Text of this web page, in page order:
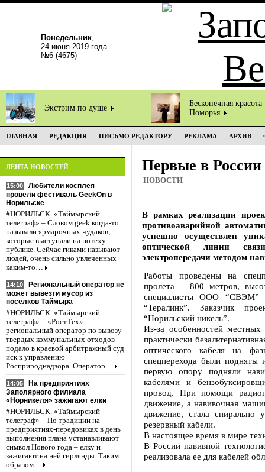
Понедельник,
24 июня 2019 года
№6 (4675)
Экстрим по душе
Бесконечная красота
Поморья
ГЛАВНАЯ РЕДАКЦИЯ ПИСЬМО РЕДАКТОРУ РЕКЛАМА АРХИВ
ЛЕНТА НОВОСТЕЙ
15:00
Любители косплея
провели фестиваль GeekOn в
Норильске
#НОРИЛЬСК. «Таймырский
телеграф» – Словом geek когда-то
называли ярмарочных чудаков,
которые выступали на потеху
публике. Сейчас гиками называют
людей, очень сильно увлеченных
каким-то…
14:10
Региональный оператор не
может вывезти мусор из
поселков Таймыра
#НОРИЛЬСК. «Таймырский
телеграф» – «РостТех» –
региональный оператор по вывозу
твердых коммунальных отходов –
подало в краевой арбитражный суд
иск к управлению
Росприроднадзора. Оператор…
14:05
На предприятиях
Заполярного филиала
«Норникеля» зажигают елки
#НОРИЛЬСК. «Таймырский
телеграф» – По традиции на
предприятиях-передовиках в день
выполнения плана устанавливают
символ Нового года – елку и
зажигают на ней гирлянды. Таким
образом…
Первые в России
НОВОСТИ
В рамках реализации
противоаварийной
успешно осуществлен
оптической линии
электропередачи методом
Работы проведены на
пролета – 800 метров,
специалисты ООО “СВЭМ”
“Тералинк”. Заказчик
“Норильский никель”.
Из-за особенностей
практически
оптического кабеля на
спецперехода были
первую опору подняли
кабелями и
провод. При помощи
движение, а навивочная
движение, стала спирально
резервный кабели.
В настоящее время в мире
В России навивной
реализовала ее для кабелей